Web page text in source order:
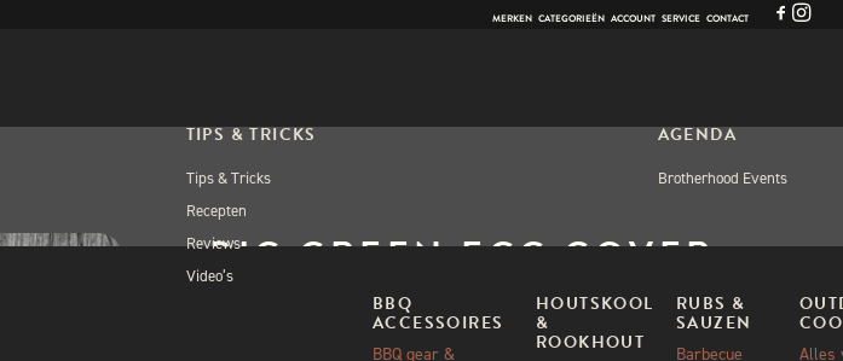
MERKEN CATEGORIEËN ACCOUNT SERVICE CONTACT
BBQ
ACCESSOIRES
BBQ gear &
HOUTSKOOL
&
ROOKHOUT
RUBS &
SAUZEN
Barbecue
Alles
TIPS & TRICKS
Tips & Tricks
Recepten
Reviews
Video’s
AGENDA
Brotherhood Events
BIG GREEN EGG COVER
MINIMAX/MINI